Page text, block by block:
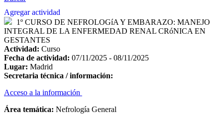
Agregar actividad
1º CURSO DE NEFROLOGíA Y EMBARAZO: MANEJO
INTEGRAL DE LA ENFERMEDAD RENAL CRóNICA EN
GESTANTES
Actividad: Curso
Fecha de actividad: 07/11/2025 - 08/11/2025
Lugar: Madrid
Secretaria técnica / información:
Acceso a la información
Área temática: Nefrología General